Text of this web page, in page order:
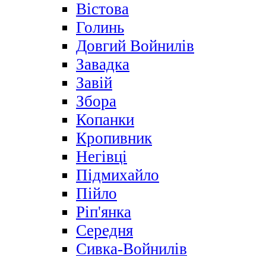
Вістова
Голинь
Довгий Войнилів
Завадка
Завій
Збора
Копанки
Кропивник
Негівці
Підмихайло
Пійло
Ріп'янка
Середня
Сивка-Войнилів